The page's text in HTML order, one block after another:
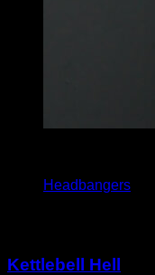
Headbangers
Kettlebell Hell